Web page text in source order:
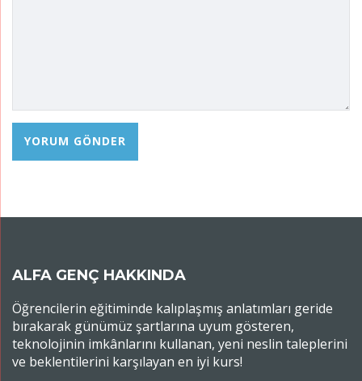
ALFA GENÇ HAKKINDA
Öğrencilerin eğitiminde kalıplaşmış anlatımları geride
bırakarak günümüz şartlarına uyum gösteren,
teknolojinin imkânlarını kullanan, yeni neslin taleplerini
ve beklentilerini karşılayan en iyi kurs!